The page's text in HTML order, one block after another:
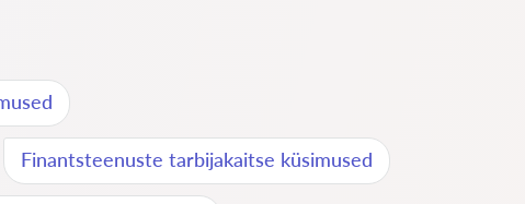
Finantsteenuste tarbijakaitse küsimused